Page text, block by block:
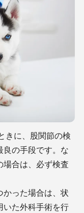
きに、股関節の検
良の手段です。な
場合は、必ず検査
かった場合は、状
いた外科手術を行